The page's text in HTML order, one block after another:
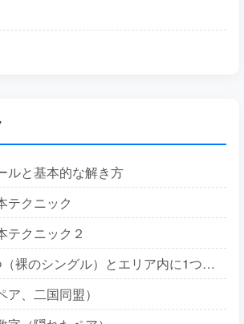
ルと基本的な解き方
テクニック
テクニック２
シングル）とエリア内に1つ（隠れたシングル）
、二国同盟）